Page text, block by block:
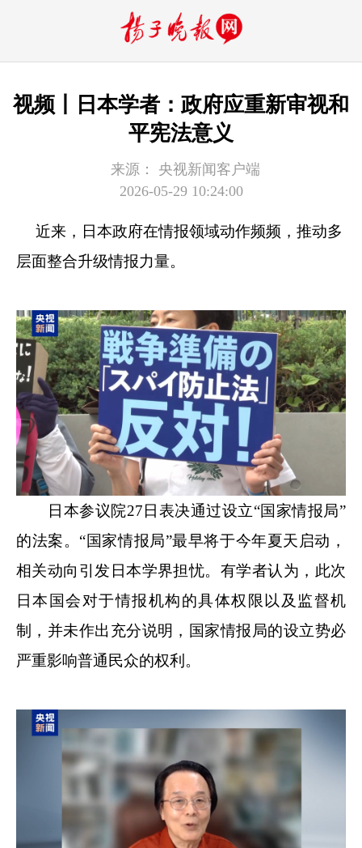
视频丨日本学者：政府应重新审视和
平宪法意义
来源：
央视新闻客户端
2026-05-29 10:24:00
近来，日本政府在情报领域动作频频，推动多
层面整合升级情报力量。
日本参议院27日表决通过设立“国家情报局”
的法案。“国家情报局”最早将于今年夏天启动，
相关动向引发日本学界担忧。有学者认为，此次
日本国会对于情报机构的具体权限以及监督机
制，并未作出充分说明，国家情报局的设立势必
严重影响普通民众的权利。